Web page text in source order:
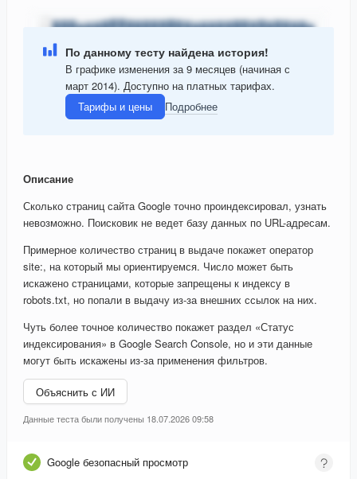
По данному тесту найдена история!
В графике изменения за 9 месяцев (начиная с
март 2014). Доступно на платных тарифах.
Тарифы и цены
Подробнее
Описание
Сколько страниц сайта Google точно проиндексировал, узнать
невозможно. Поисковик не ведет базу данных по URL-адресам.
Примерное количество страниц в выдаче покажет оператор
site:, на который мы ориентируемся. Число может быть
искажено страницами, которые запрещены к индексу в
robots.txt, но попали в выдачу из-за внешних ссылок на них.
Чуть более точное количество покажет раздел «Статус
индексирования» в Google Search Console, но и эти данные
могут быть искажены из-за применения фильтров.
Объяснить с ИИ
Данные теста были получены 18.07.2026 09:58
Google безопасный просмотр